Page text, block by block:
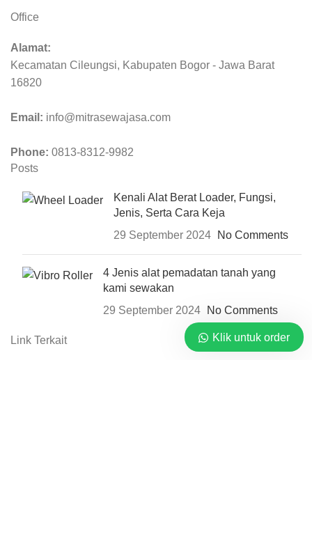
Office
Alamat:
Kecamatan Cileungsi, Kabupaten Bogor - Jawa Barat
16820
Email: info@mitrasewajasa.com
Phone: 0813-8312-9982
Posts
Kenali Alat Berat Loader, Fungsi,
Jenis, Serta Cara Keja
29 September 2024
No Comments
4 Jenis alat pemadatan tanah yang
kami sewakan
29 September 2024
No Comments
Link Terkait Klik untuk order